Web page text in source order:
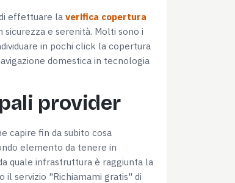
Marketing
tutti
effettuare la verifica copertura
e serenità. Molti sono i
in pochi click la copertura
domestica in tecnologia
provider
capire fin da subito cosa
elemento da tenere in
quale infrastruttura è raggiunta la
servizio "Richiamami gratis" di